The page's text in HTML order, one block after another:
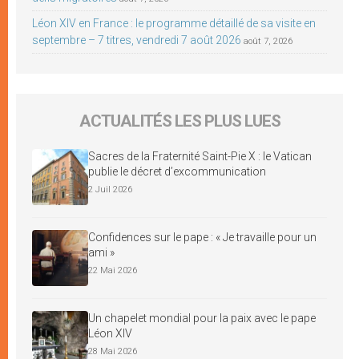
Léon XIV en France : le programme détaillé de sa visite en
septembre – 7 titres, vendredi 7 août 2026 août 7, 2026
ACTUALITÉS LES PLUS LUES
Sacres de la Fraternité Saint-Pie X : le Vatican
publie le décret d’excommunication
2 Juil 2026
Confidences sur le pape : « Je travaille pour un
ami »
22 Mai 2026
Un chapelet mondial pour la paix avec le pape
Léon XIV
28 Mai 2026